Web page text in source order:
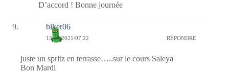
D’accord ! Bonne journée
biker06
13/04/2021/07:22 RÉPONDRE
juste un spritz en terrasse…..sur le cours Saleya
Bon Mardi